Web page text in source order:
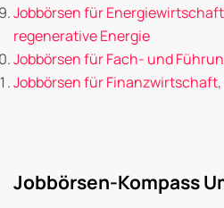
Jobbörsen für Energiewirtschaft
regenerative Energie
Jobbörsen für Fach- und
Jobbörsen für
Jobbörsen-Kompass